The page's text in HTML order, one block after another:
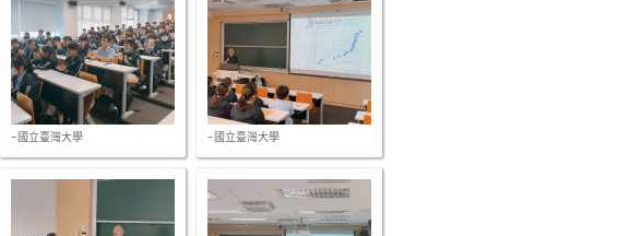
-國立臺灣大學 -國立臺灣大學